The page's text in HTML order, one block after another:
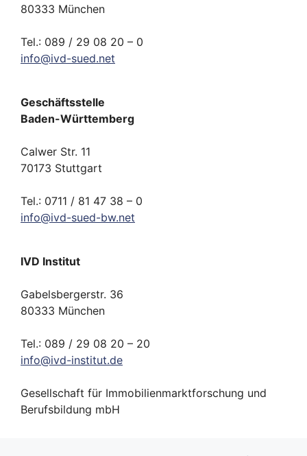
80333 München
Tel.: 089 / 29 08 20 – 0
info@ivd-sued.net
Geschäftsstelle
Baden-Württemberg
Calwer Str. 11
70173 Stuttgart
Tel.: 0711 / 81 47 38 – 0
info@ivd-sued-bw.net
IVD Institut
Gabelsbergerstr. 36
80333 München
Tel.: 089 / 29 08 20 – 20
info@ivd-institut.de
Gesellschaft für Immobilienmarktforschung und
Berufsbildung mbH